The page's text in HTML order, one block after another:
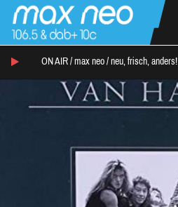
ON AIR / max neo / neu, frisch, anders!